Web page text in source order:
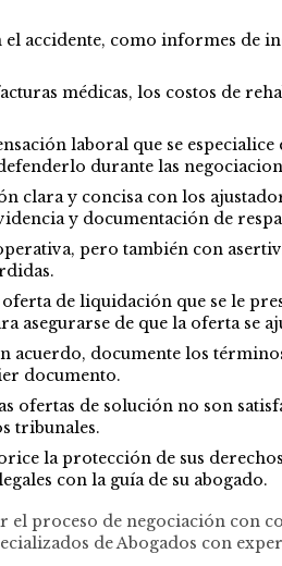
accidente, como informes de
médicas, los costos de
laboral que se
durante las
clara y concisa con los
y documentación de
pero también con
de liquidación que se le
de que la oferta se
acuerdo, documente los
documento.
ofertas de solución no son
tribunales.
la protección de sus
con la guía de su abogado.
el proceso de negociación
de Abogados con